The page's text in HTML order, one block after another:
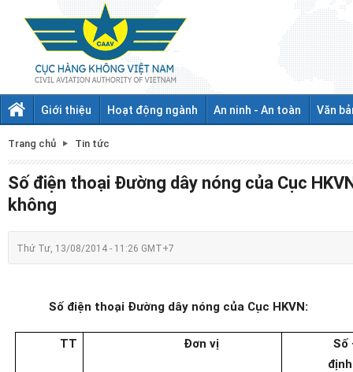
Giới thiệu Hoạt động ngành An ninh - An toàn Văn
Trang chủ Tin tức
Số điện thoại Đường dây nóng của Cục
không
Thứ Tư, 13/08/2014 - 11:26 GMT+7
Số điện thoại Đường dây nóng của Cục HKVN:
TT Đơn vị
Số
định